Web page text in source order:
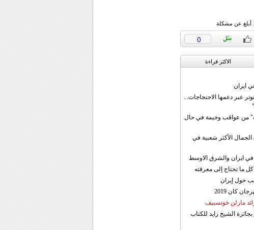
أبلغ عن مشكلة
0
الاکثر قراءة
ايران
عبر دعمها الاحتجاجات...
من عواقب وخيمة في حال
الأكثر شعبية في
في ايران والشرق الاوسط
كل ما تحتاج إلى معرفته
حول إيران
مارلن خوتسييف
الشيخ زايد للكتاب